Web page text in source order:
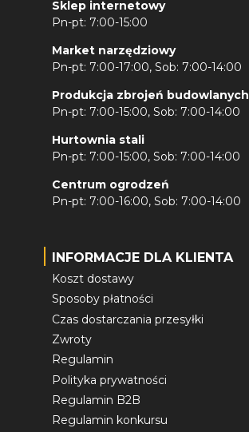
Sklep internetowy
Pn-pt: 7:00-15:00
Market narzędziowy
Pn-pt: 7:00-17:00, Sob: 7:00-14:00
Produkcja zbrojeń budowlanych
Pn-pt: 7:00-15:00, Sob: 7:00-14:00
Hurtownia stali
Pn-pt: 7:00-15:00, Sob: 7:00-14:00
Centrum ogrodzeń
Pn-pt: 7:00-16:00, Sob: 7:00-14:00
INFORMACJE DLA KLIENTA
Koszt dostawy
Sposoby płatności
Czas dostarczania przesyłki
Zwroty
Regulamin
Polityka prywatności
Regulamin B2B
Regulamin konkursu